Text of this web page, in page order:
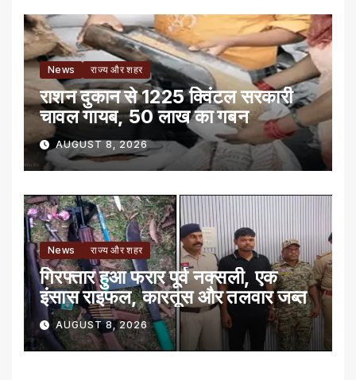
News राज्य और शहर
राशन दुकान से 1225 क्विंटल सरकारी
चावल गायब, 50 लाख का गबन
AUGUST 8, 2026
News राज्य और शहर
गिरफ्तार हुआ फरार पूर्व नक्सली, एक
इंसास राइफल, कारतूस और तलवार जब्त
AUGUST 8, 2026